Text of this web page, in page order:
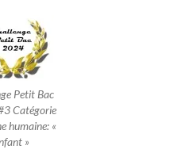
Petit Bac
Catégorie
humaine: «
»